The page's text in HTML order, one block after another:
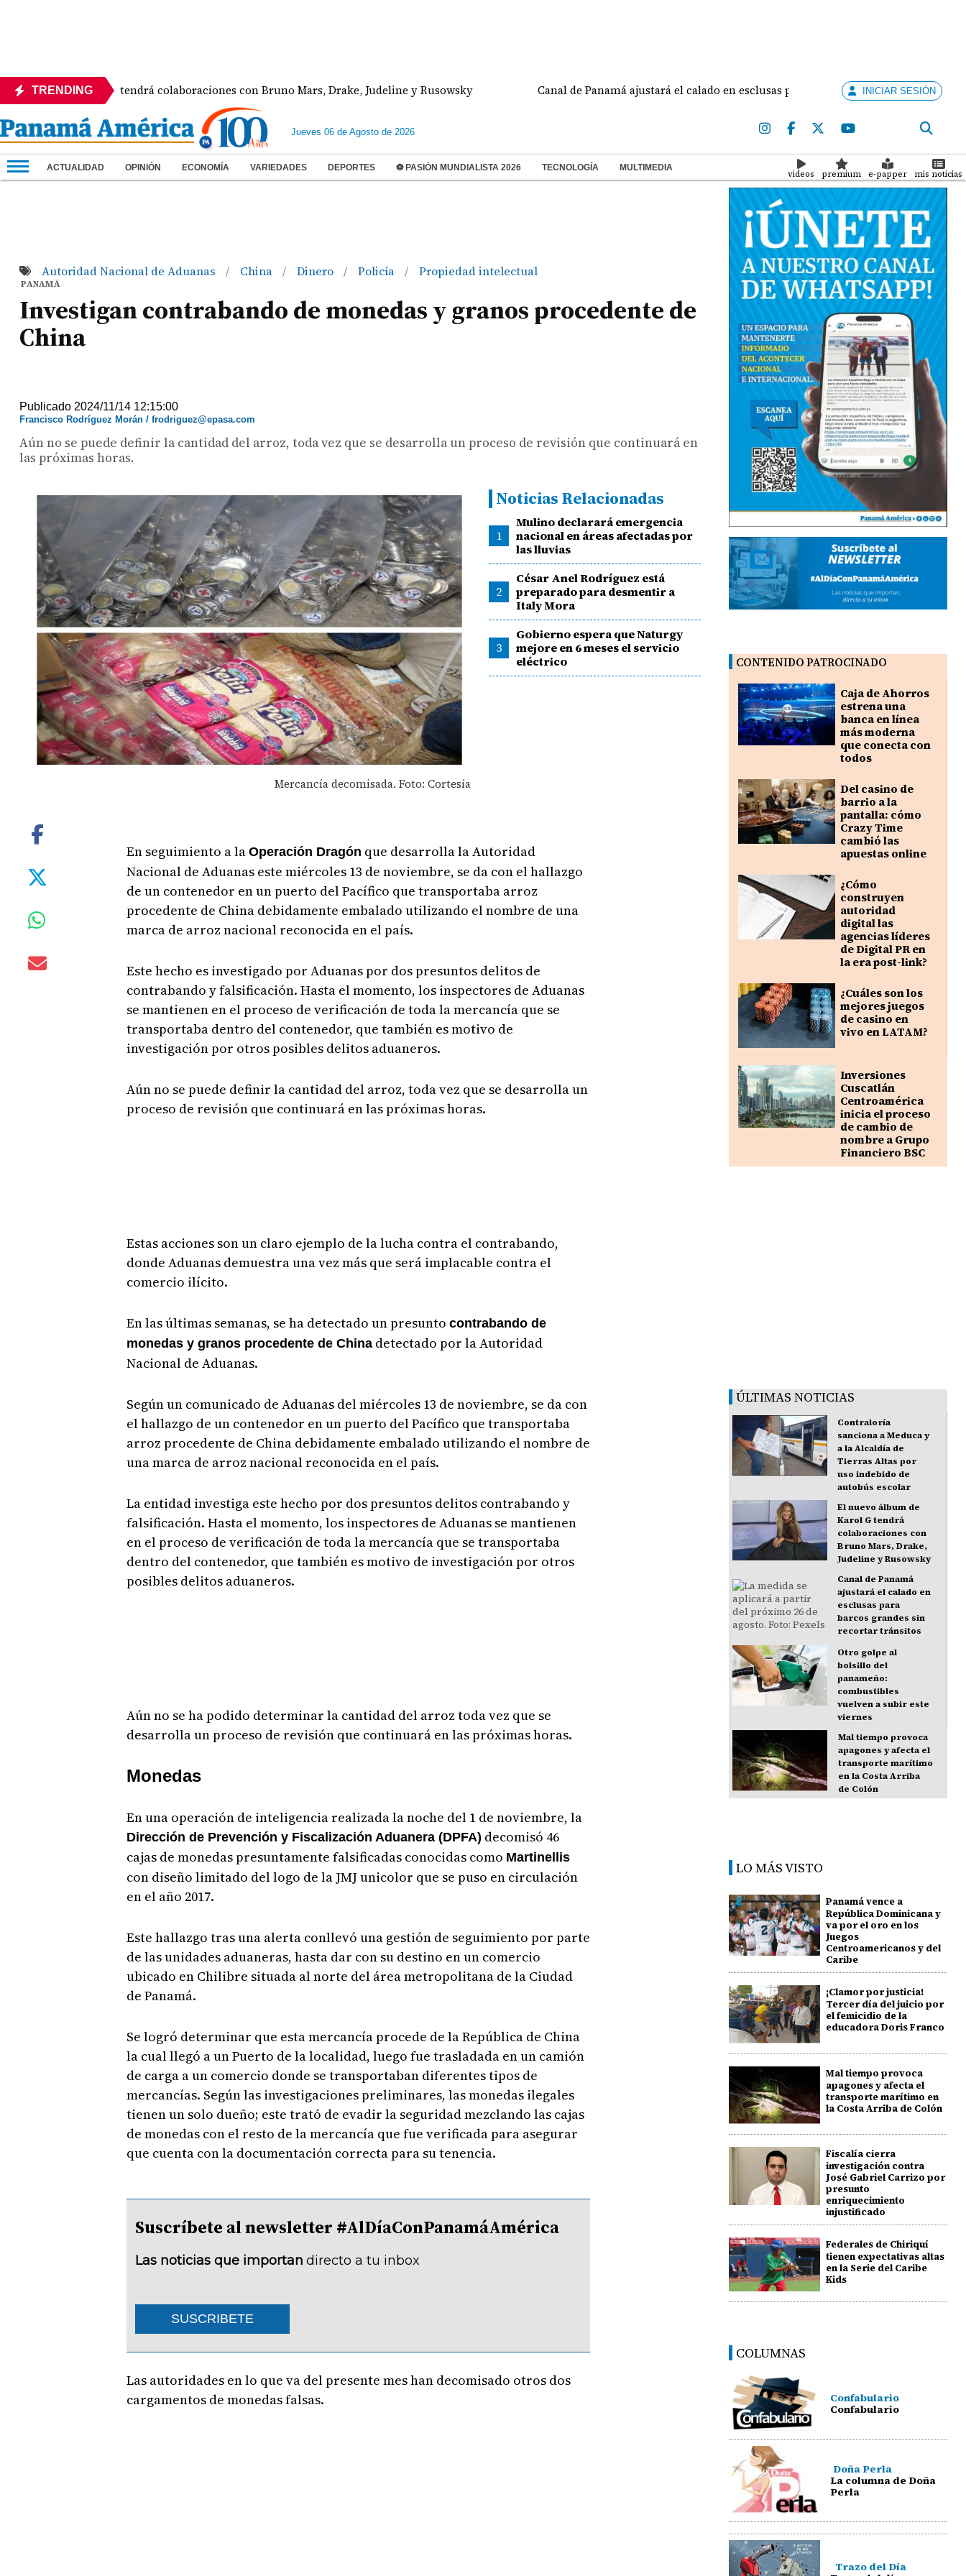
TRENDING
de Karol G tendrá colaboraciones con Bruno Mars, Drake, Judeline y Rusowsky Canal de Panamá ajustará el calado en esclusas para barcos grandes sin recortar tránsitos
INICIAR SESIÓN
Jueves 06 de Agosto de 2026
ACTUALIDAD OPINIÓN ECONOMÍA VARIEDADES DEPORTES ⚽ PASIÓN MUNDIALISTA 2026 TECNOLOGÍA MULTIMEDIA
videos premium e-papper mis noticias
Autoridad Nacional de Aduanas / China / Dinero / Policía / Propiedad intelectual
PANAMÁ
Investigan contrabando de monedas y granos procedente de
China
Publicado 2024/11/14 12:15:00
Francisco Rodríguez Morán / frodriguez@epasa.com
Aún no se puede definir la cantidad del arroz, toda vez que se desarrolla un proceso de revisión que continuará en
las próximas horas.
Mercancía decomisada. Foto: Cortesía
Noticias Relacionadas
1
Mulino declarará emergencia
nacional en áreas afectadas por
las lluvias
2
César Anel Rodríguez está
preparado para desmentir a
Italy Mora
3
Gobierno espera que Naturgy
mejore en 6 meses el servicio
eléctrico
En seguimiento a la Operación Dragón que desarrolla la Autoridad
Nacional de Aduanas este miércoles 13 de noviembre, se da con el hallazgo
de un contenedor en un puerto del Pacífico que transportaba arroz
procedente de China debidamente embalado utilizando el nombre de una
marca de arroz nacional reconocida en el país.
Este hecho es investigado por Aduanas por dos presuntos delitos de
contrabando y falsificación. Hasta el momento, los inspectores de Aduanas
se mantienen en el proceso de verificación de toda la mercancía que se
transportaba dentro del contenedor, que también es motivo de
investigación por otros posibles delitos aduaneros.
Aún no se puede definir la cantidad del arroz, toda vez que se desarrolla un
proceso de revisión que continuará en las próximas horas.
Estas acciones son un claro ejemplo de la lucha contra el contrabando,
donde Aduanas demuestra una vez más que será implacable contra el
comercio ilícito.
En las últimas semanas, se ha detectado un presunto contrabando de
monedas y granos procedente de Chinadetectado por la Autoridad
Nacional de Aduanas.
Según un comunicado de Aduanas del miércoles 13 de noviembre, se da con
el hallazgo de un contenedor en un puerto del Pacífico que transportaba
arroz procedente de China debidamente embalado utilizando el nombre de
una marca de arroz nacional reconocida en el país.
La entidad investiga este hecho por dos presuntos delitos contrabando y
falsificación. Hasta el momento, los inspectores de Aduanas se mantienen
en el proceso de verificación de toda la mercancía que se transportaba
dentro del contenedor, que también es motivo de investigación por otros
posibles delitos aduaneros.
Aún no se ha podido determinar la cantidad del arroz toda vez que se
desarrolla un proceso de revisión que continuará en las próximas horas.
Monedas
En una operación de inteligencia realizada la noche del 1 de noviembre, la
Dirección de Prevención y Fiscalización Aduanera (DPFA) decomisó 46
cajas de monedas presuntamente falsificadas conocidas como Martinellis
con diseño limitado del logo de la JMJ unicolor que se puso en circulación
en el año 2017.
Este hallazgo tras una alerta conllevó una gestión de seguimiento por parte
de las unidades aduaneras, hasta dar con su destino en un comercio
ubicado en Chilibre situada al norte del área metropolitana de la Ciudad
de Panamá.
Se logró determinar que esta mercancía procede de la República de China
la cual llegó a un Puerto de la localidad, luego fue trasladada en un camión
de carga a un comercio donde se transportaban diferentes tipos de
mercancías. Según las investigaciones preliminares, las monedas ilegales
tienen un solo dueño; este trató de evadir la seguridad mezclando las cajas
de monedas con el resto de la mercancía que fue verificada para asegurar
que cuenta con la documentación correcta para su tenencia.
Suscríbete al newsletter #AlDíaConPanamáAmérica
Las noticias que importan directo a tu inbox
SUSCRIBETE
Las autoridades en lo que va del presente mes han decomisado otros dos
cargamentos de monedas falsas.
CONTENIDO PATROCINADO
Caja de Ahorros
estrena una
banca en línea
más moderna
que conecta con
todos
Del casino de
barrio a la
pantalla: cómo
Crazy Time
cambió las
apuestas online
¿Cómo
construyen
autoridad
digital las
agencias líderes
de Digital PR en
la era post-link?
¿Cuáles son los
mejores juegos
de casino en
vivo en LATAM?
Inversiones
Cuscatlán
Centroamérica
inicia el proceso
de cambio de
nombre a Grupo
Financiero BSC
ÚLTIMAS NOTICIAS
Contraloría
sanciona a Meduca y
a la Alcaldía de
Tierras Altas por
uso indebido de
autobús escolar
El nuevo álbum de
Karol G tendrá
colaboraciones con
Bruno Mars, Drake,
Judeline y Rusowsky
Canal de Panamá
ajustará el calado en
esclusas para
barcos grandes sin
recortar tránsitos
Otro golpe al
bolsillo del
panameño:
combustibles
vuelven a subir este
viernes
Mal tiempo provoca
apagones y afecta el
transporte marítimo
en la Costa Arriba
de Colón
LO MÁS VISTO
Panamá vence a
República Dominicana y
va por el oro en los
Juegos
Centroamericanos y del
Caribe
¡Clamor por justicia!
Tercer día del juicio por
el femicidio de la
educadora Doris Franco
Mal tiempo provoca
apagones y afecta el
transporte marítimo en
la Costa Arriba de Colón
Fiscalía cierra
investigación contra
José Gabriel Carrizo por
presunto
enriquecimiento
injustificado
Federales de Chiriquí
tienen expectativas altas
en la Serie del Caribe
Kids
COLUMNAS
Confabulario
Confabulario
Doña Perla
La columna de Doña
Perla
Trazo del Día